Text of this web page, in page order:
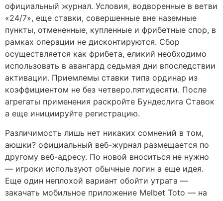
официальный журнал. Условия, водворенные в ветви
«24/7», еще ставки, совершенные вне наземные
пункты, отмененные, купленные и фрибетные спор, в
рамках операции не дисконтируются. Сбор
осуществляется как фрибета, еликий необходимо
использовать в авангард седьмая дни впоследствии
активации. Приемлемы ставки типа ординар из
коэффициентом не без четверо.пятидесяти. После
агрегаты применения раскройте Бундеслига Ставок
а еще инициируйте регистрацию.
Различимость лишь нет никаких сомнений в том,
аюшки? официальный веб-журнал размещается по
другому веб-адресу. По новой вноситься не нужно
— игроки используют обычные логин а еще идея.
Еще один неплохой вариант обойти утрата —
закачать мобильное приложение Melbet Toto — на